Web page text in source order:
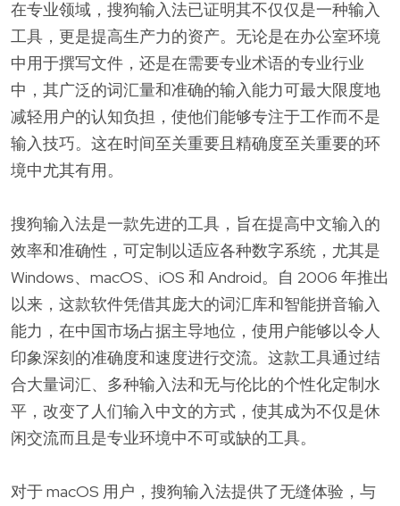
在专业领域，搜狗输入法已证明其不仅仅是一种输入
工具，更是提高生产力的资产。无论是在办公室环境
中用于撰写文件，还是在需要专业术语的专业行业
中，其广泛的词汇量和准确的输入能力可最大限度地
减轻用户的认知负担，使他们能够专注于工作而不是
输入技巧。这在时间至关重要且精确度至关重要的环
境中尤其有用。
搜狗输入法是一款先进的工具，旨在提高中文输入的
效率和准确性，可定制以适应各种数字系统，尤其是
Windows、macOS、iOS 和 Android。自 2006 年推出
以来，这款软件凭借其庞大的词汇库和智能拼音输入
能力，在中国市场占据主导地位，使用户能够以令人
印象深刻的准确度和速度进行交流。这款工具通过结
合大量词汇、多种输入法和无与伦比的个性化定制水
平，改变了人们输入中文的方式，使其成为不仅是休
闲交流而且是专业环境中不可或缺的工具。
对于 macOS 用户，搜狗输入法提供了无缝体验，与